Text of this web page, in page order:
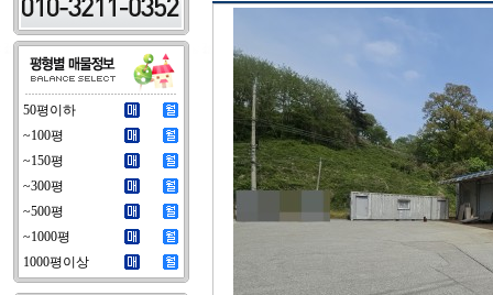
50평이하
~100평
~150평
~300평
~500평
~1000평
1000평이상